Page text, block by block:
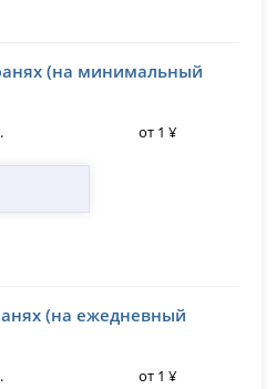
(на минимальный
от 1 ¥
(на ежедневный
от 1 ¥